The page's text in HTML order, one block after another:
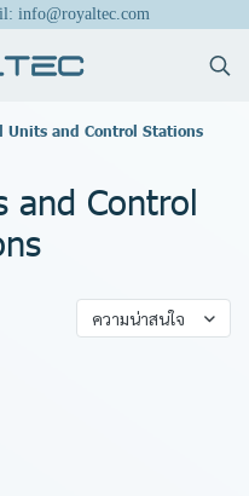
info@royaltec.com
Units and Control Stations
and Control
ความน่าสนใจ